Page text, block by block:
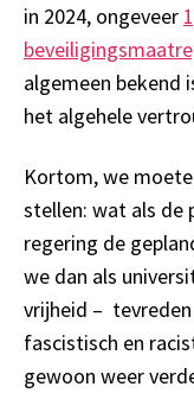
in 2024, ongeveer
algemeen bekend
het algehele
Kortom, we
stellen: wat als de
regering de
we dan als
vrijheid –
fascistisch en
gewoon weer